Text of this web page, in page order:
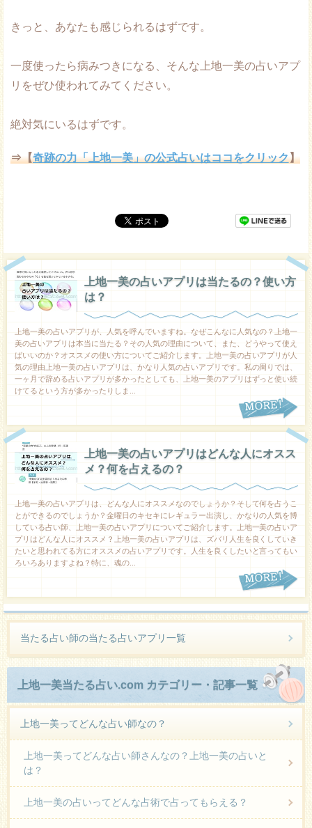
きっと、あなたも感じられるはずです。
一度使ったら病みつきになる、そんな上地一美の占いアプ
リをぜひ使われてみてください。
絶対気にいるはずです。
⇒【奇跡の力「上地一美」の公式占いはココをクリック】
上地一美の占いアプリは当たるの？使い方
は？
上地一美の占いアプリが、人気を呼んでいますね。なぜこんなに人気なの？上地一
美の占いアプリは本当に当たる？その人気の理由について、また、どうやって使え
ばいいのか？オススメの使い方についてご紹介します。上地一美の占いアプリが人
気の理由上地一美の占いアプリは、かなり人気の占いアプリです。私の周りでは、
一ヶ月で辞める占いアプリが多かったとしても、上地一美のアプリはずっと使い続
けてるという方が多かったりしま...
上地一美の占いアプリはどんな人にオスス
メ？何を占えるの？
上地一美の占いアプリは、どんな人にオススメなのでしょうか？そして何を占うこ
とができるのでしょうか？金曜日のキセキにレギュラー出演し、かなりの人気を博
している占い師、上地一美の占いアプリについてご紹介します。上地一美の占いア
プリはどんな人にオススメ？上地一美の占いアプリは、ズバリ人生を良くしていき
たいと思われてる方にオススメの占いアプリです。人生を良くしたいと言ってもい
ろいろありますよね？特に、魂の...
当たる占い師の当たる占いアプリ一覧
上地一美当たる占い.com カテゴリー・記事一覧
上地一美ってどんな占い師なの？
上地一美ってどんな占い師さんなの？上地一美の占いと
は？
上地一美の占いってどんな占術で占ってもらえる？